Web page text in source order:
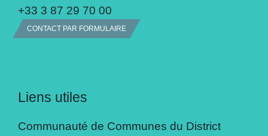
+33 3 87 29 70 00
CONTACT PAR FORMULAIRE
Liens utiles
Communauté de Communes du District